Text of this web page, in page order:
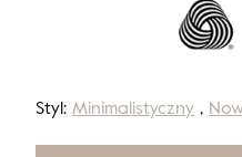
Styl: Minimalistyczny ,